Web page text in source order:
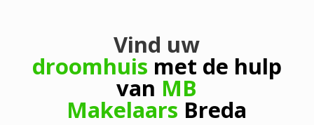
Vind uw
droomhuis met de hulp
van MB
Makelaars Breda